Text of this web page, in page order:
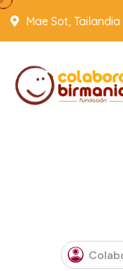
Mae Sot, Tailandia
23,